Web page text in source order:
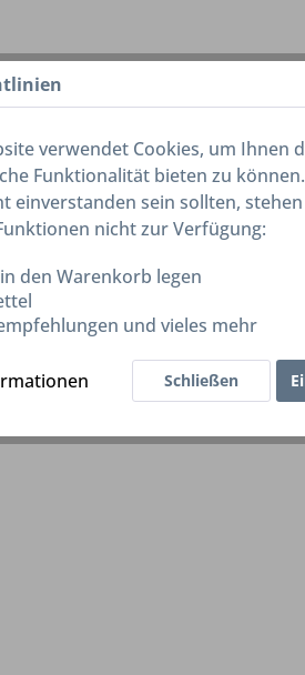
verwendet Cookies, um Ihnen
Funktionalität bieten zu
einverstanden sein sollten,
nicht zur Verfügung:
den Warenkorb legen
und vieles mehr
Schließen